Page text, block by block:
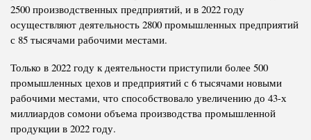
2500 производственных предприятий, и в 2022 году
осуществляют деятельность 2800 промышленных предприятий
с 85 тысячами рабочими местами.
Только в 2022 году к деятельности приступили более 500
промышленных цехов и предприятий с 6 тысячами новыми
рабочими местами, что способствовало увеличению до 43-х
миллиардов сомони объема производства промышленной
продукции в 2022 году.